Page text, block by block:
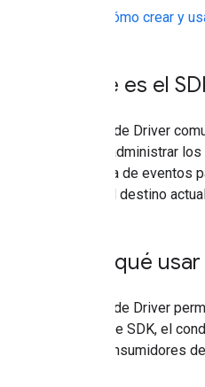
Cómo crear y
¿Qué es el
El SDK de Driver
pueda administrar
escucha de eventos
ruta y el destino
¿Por qué
El SDK de Driver
Con este SDK, el
para consumidores